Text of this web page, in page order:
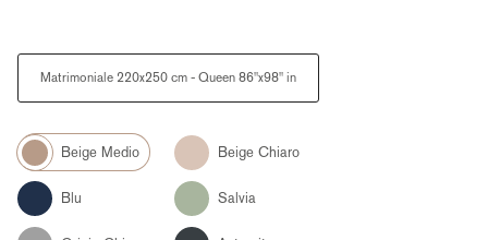
Size
Matrimoniale 220x250 cm - Queen 86"x98" in
Color
Beige
Beige
Chiaro
Blu
Salvia